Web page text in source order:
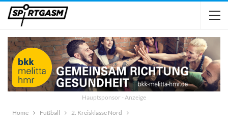
Hauptsponsor - Anzeige
Home
Fußball 2. Kreisklasse Nord